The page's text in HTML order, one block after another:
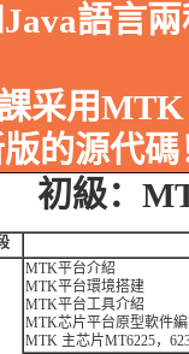
語言
采用MTK
的源代碼
初級：
MTK平台介紹
MTK平台環境搭建
MTK平台工具介紹
MTK芯片平台原型軟件
MTK 主芯片MT6225，